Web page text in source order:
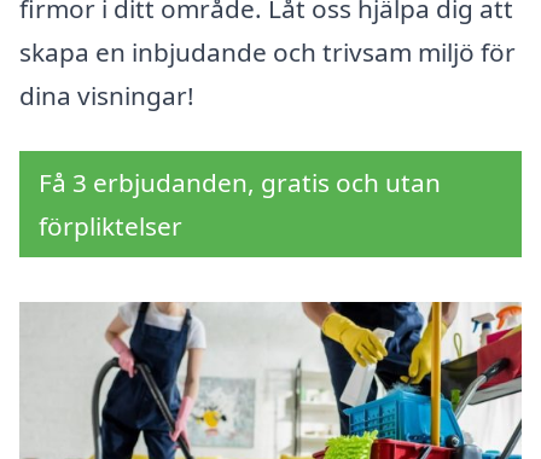
firmor i ditt område. Låt oss hjälpa dig att
skapa en inbjudande och trivsam miljö för
dina visningar!
Få 3 erbjudanden, gratis och utan
förpliktelser